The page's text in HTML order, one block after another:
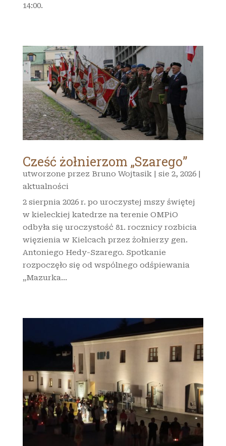
14:00.
Cześć żołnierzom „Szarego”
utworzone przez Bruno Wojtasik| sie 2, 2026|
aktualności
2 sierpnia 2026 r. po uroczystej mszy świętej
w kieleckiej katedrze na terenie OMPiO
odbyła się uroczystość 81. rocznicy rozbicia
więzienia w Kielcach przez żołnierzy gen.
Antoniego Hedy-Szarego. Spotkanie
rozpoczęło się od wspólnego odśpiewania
„Mazurka...